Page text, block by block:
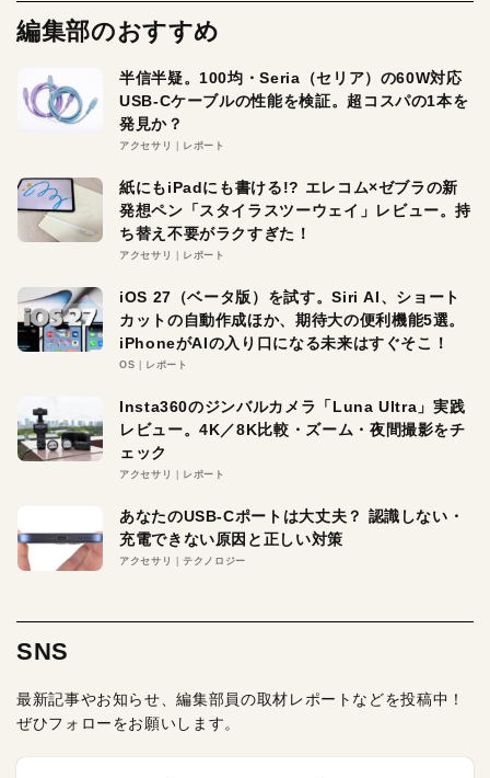
編集部のおすすめ
半信半疑。100均・Seria（セリア）の60W対応
USB-Cケーブルの性能を検証。超コスパの1本を
発見か？
アクセサリ レポート
紙にもiPadにも書ける!? エレコム×ゼブラの新
発想ペン「スタイラスツーウェイ」レビュー。持
ち替え不要がラクすぎた！
アクセサリ レポート
iOS 27（ベータ版）を試す。Siri AI、ショート
カットの自動作成ほか、期待大の便利機能5選。
iPhoneがAIの入り口になる未来はすぐそこ！
OS レポート
Insta360のジンバルカメラ「Luna Ultra」実践
レビュー。4K／8K比較・ズーム・夜間撮影をチ
ェック
アクセサリ レポート
あなたのUSB-Cポートは大丈夫？ 認識しない・
充電できない原因と正しい対策
アクセサリ テクノロジー
SNS
最新記事やお知らせ、編集部員の取材レポートなどを投稿中！
ぜひフォローをお願いします。